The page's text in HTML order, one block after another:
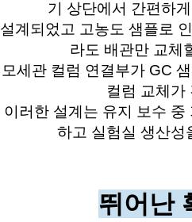
기 상단에서 간편하
설계되었고 고농도 샘플로
라도 배관만 교체
모세관 컬럼 연결부가 GC
컬럼 교체가
이러한 설계는 유지 보수
하고 실험실 생산성
뛰어난